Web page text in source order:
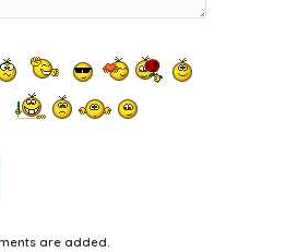
are added.